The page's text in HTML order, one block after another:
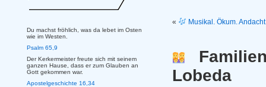
« Musikal. Ökum.
Lobeda
Du machst fröhlich, was da lebet im Osten
wie im Westen.
Psalm 65,9
Der Kerkermeister freute sich mit seinem
ganzen Hause, dass er zum Glauben an
Gott gekommen war.
Apostelgeschichte 16,34